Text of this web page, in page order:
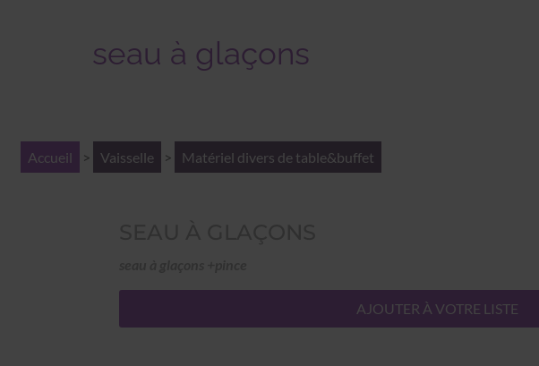
seau à glaçons
Accueil > Vaisselle > Matériel divers de table&buffet
AJOUTER À VOTRE LISTE